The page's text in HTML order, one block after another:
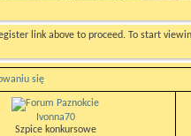
link above to proceed. To start
się
Ivonna70
Szpice konkursowe